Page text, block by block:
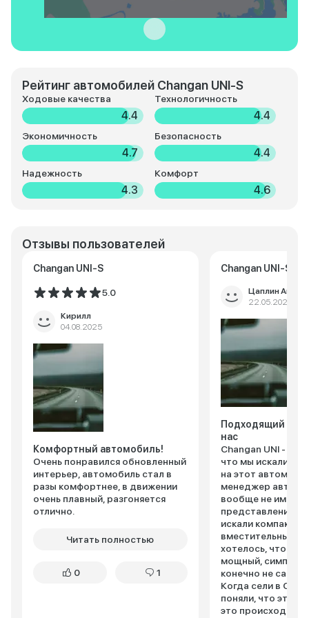
Рейтинг автомобилей Changan UNI-S
Ходовые качества
4.4
Технологичность
4.4
Экономичность
4.7
Безопасность
4.4
Надежность
4.3
Комфорт
4.6
Отзывы пользователей
Changan UNI-S
5.0
Кирилл
04.08.2025
Комфортный автомобиль!
Очень понравился обновленный
интерьер, автомобиль стал в
разы комфортнее, в движении
очень плавный, разгоняется
отлично.
Читать полностью
0 1
Changan UNI-S
Цаплин Антон
22.05.2025
Подходящий
нас
Changan UNI - S
что мы искали.
на этот
менеджер
вообще не имели
представления,
искали
вместительный
хотелось, чтобы
мощный,
конечно не самый
Когда сели в
поняли, что это
это происходит,